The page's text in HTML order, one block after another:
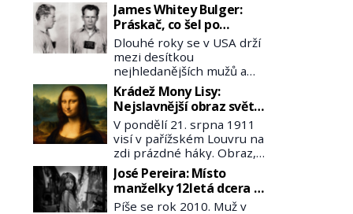
James Whitey Bulger:
Práskač, co šel po
práskačích
Dlouhé roky se v USA drží
mezi desítkou
nejhledanějších mužů a
dopracuje to až na číslo
dvě – hned po Usámovi bin
Ládinovi (1957–2011). To je
James „Whitey“ Bulger
(1929–2018) viněný ze
spoluúčasti na 19
vraždách, vydírání a lichvy.
A samozřejmě, krom toho
je ještě drogový dealer,
Krádež Mony Lisy:
Nejslavnější obraz světa
zůstane dva roky
nezvěstný
V pondělí 21. srpna 1911
visí v pařížském Louvru na
zdi prázdné háky. Obraz,
který dnes zná celý svět, je
pryč. Zpočátku si nikdo
nemyslí, že jde o krádež.
Zaměstnanci jsou
José Pereira: Místo
manželky 12letá dcera –
a sousedi o všem vědí!
Píše se rok 2010. Muž v